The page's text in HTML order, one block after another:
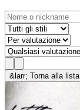
&larr; Torna alla lista